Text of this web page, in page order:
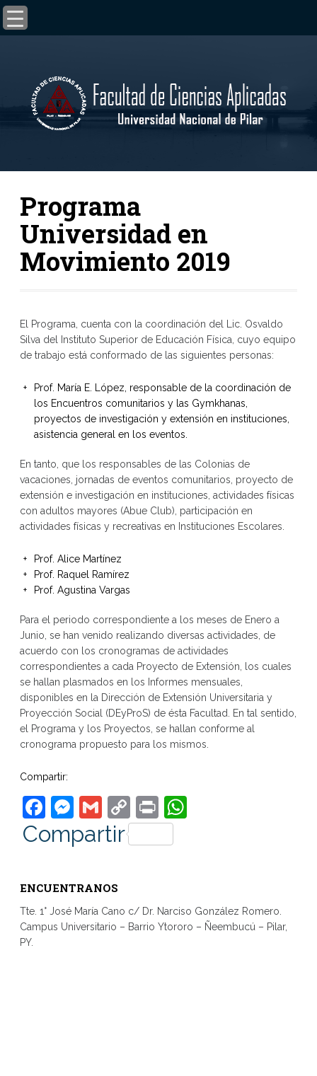
Programa
Universidad en
Movimiento 2019
El Programa, cuenta con la coordinación del Lic. Osvaldo
Silva del Instituto Superior de Educación Física, cuyo equipo
de trabajo está conformado de las siguientes personas:
Prof. María E. López, responsable de la coordinación de
los Encuentros comunitarios y las Gymkhanas,
proyectos de investigación y extensión en instituciones,
asistencia general en los eventos.
En tanto, que los responsables de las Colonias de
vacaciones, jornadas de eventos comunitarios, proyecto de
extensión e investigación en instituciones, actividades físicas
con adultos mayores (Abue Club), participación en
actividades físicas y recreativas en Instituciones Escolares.
Prof. Alice Martínez
Prof. Raquel Ramírez
Prof. Agustina Vargas
Para el periodo correspondiente a los meses de Enero a
Junio, se han venido realizando diversas actividades, de
acuerdo con los cronogramas de actividades
correspondientes a cada Proyecto de Extensión, los cuales
se hallan plasmados en los Informes mensuales,
disponibles en la Dirección de Extensión Universitaria y
Proyección Social (DEyProS) de ésta Facultad. En tal sentido,
el Programa y los Proyectos, se hallan conforme al
cronograma propuesto para los mismos.
Compartir:
Facebook
Messenger
Gmail
Copy
Link
PrintWhatsApp
Compartir
ENCUENTRANOS
Tte. 1° José María Cano c/ Dr. Narciso González Romero.
Campus Universitario – Barrio Ytororo – Ñeembucú – Pilar,
PY.